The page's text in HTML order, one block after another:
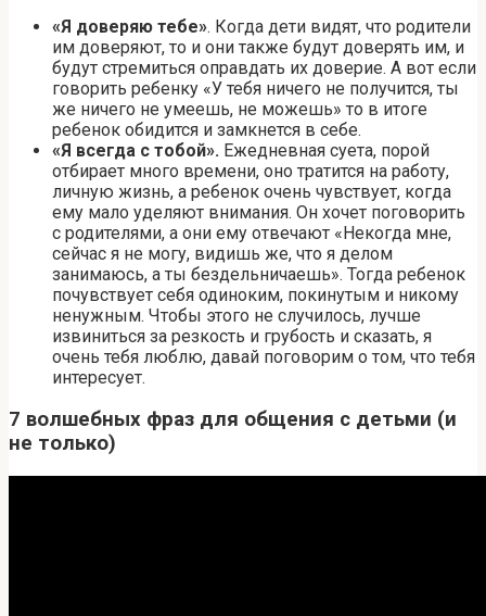
«Я доверяю тебе». Когда дети видят, что родители
им доверяют, то и они также будут доверять им, и
будут стремиться оправдать их доверие. А вот если
говорить ребенку «У тебя ничего не получится, ты
же ничего не умеешь, не можешь» то в итоге
ребенок обидится и замкнется в себе.
«Я всегда с тобой». Ежедневная суета, порой
отбирает много времени, оно тратится на работу,
личную жизнь, а ребенок очень чувствует, когда
ему мало уделяют внимания. Он хочет поговорить
с родителями, а они ему отвечают «Некогда мне,
сейчас я не могу, видишь же, что я делом
занимаюсь, а ты бездельничаешь». Тогда ребенок
почувствует себя одиноким, покинутым и никому
ненужным. Чтобы этого не случилось, лучше
извиниться за резкость и грубость и сказать, я
очень тебя люблю, давай поговорим о том, что тебя
интересует.
7 волшебных фраз для общения с детьми (и
не только)